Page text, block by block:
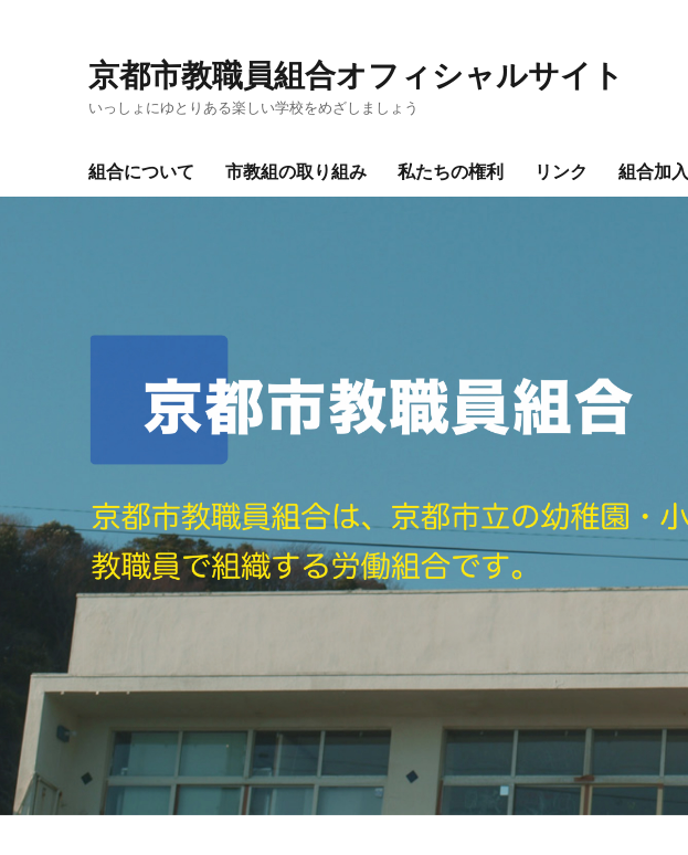
京都市教職員組合オフィシャルサイト
いっしょにゆとりある楽しい学校をめざしましょう
組合について 市教組の取り組み 私たちの権利 リンク 組合加入